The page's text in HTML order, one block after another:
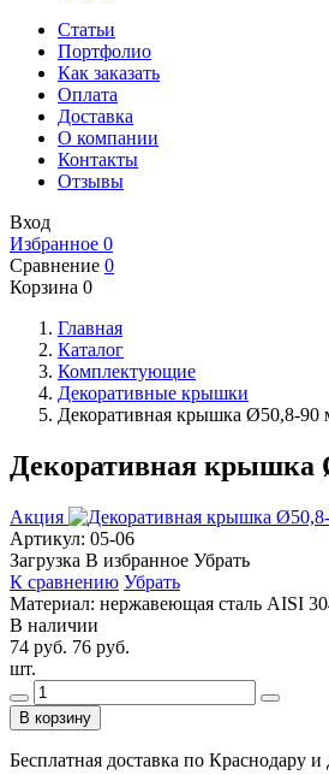
Статьи
Портфолио
Как заказать
Оплата
Доставка
О компании
Контакты
Отзывы
Вход
Избранное 0
Сравнение 0
Корзина 0
Главная
Каталог
Комплектующие
Декоративные крышки
Декоративная крышка Ø50,8-90
Декоративная крышка
Акция
Артикул: 05-06
Загрузка В избранное Убрать
К сравнению Убрать
Материал: нержавеющая сталь AISI
В наличии
74 руб. 76 руб.
шт.
В корзину
Бесплатная доставка по Краснодару